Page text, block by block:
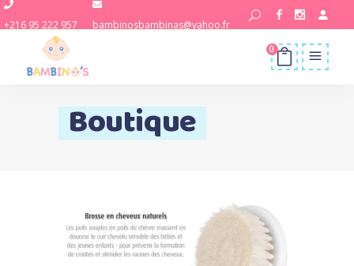
+216 95 222 957 bambinosbambinas@yahoo.fr
0
Boutique